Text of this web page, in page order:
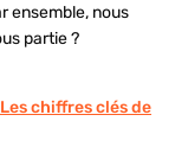
ensemble, nous
partie ?
chiffres clés de